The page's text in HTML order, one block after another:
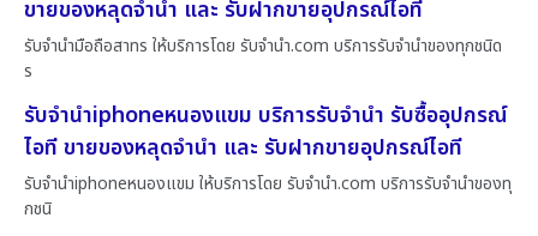
ขายของหลุดจำนำ และ รับฝากขายอุปกรณ์ไอที
รับจำนำมือถือสาทร ให้บริการโดย รับจํานํา.com บริการรับจำนำของทุกชนิด
ร
รับจำนำiphoneหนองแขม บริการรับจำนำ รับซื้ออุปกรณ์
ไอที ขายของหลุดจำนำ และ รับฝากขายอุปกรณ์ไอที
รับจำนำiphoneหนองแขม ให้บริการโดย รับจํานํา.com บริการรับจำนำของทุ
กชนิ